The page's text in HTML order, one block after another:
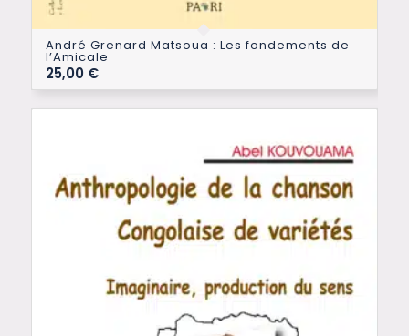
André Grenard Matsoua : Les fondements de
l’Amicale
25,00 €